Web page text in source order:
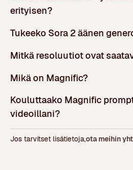
erityisen?
Tukeeko Sora 2 äänen
Mitkä resoluutiot ovat
Mikä on Magnific?
Kouluttaako Magnific
videoillani?
Jos tarvitset lisätietoja,ota meihin